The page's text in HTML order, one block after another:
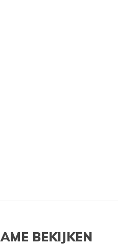
BEKIJKEN